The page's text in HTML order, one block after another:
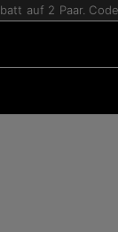
auf 2 Paar.